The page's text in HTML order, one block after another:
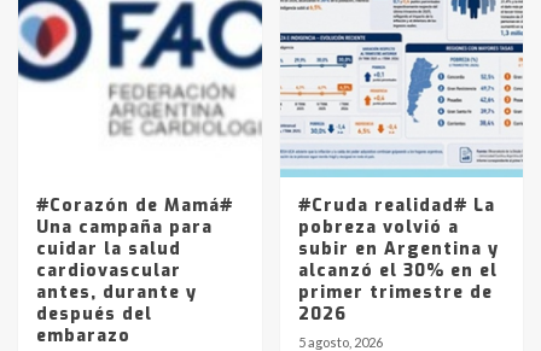
4
joven de Trenque Lauquen
Los precios de los combustibles en
La Pampa, desde YPF hasta Axion
entre 857 a 1338 pesos
#Corazón de Mamá#
Una campaña para
cuidar la salud
cardiovascular
antes, durante y
después del
embarazo
#Cruda realidad# La
pobreza volvió a
subir en Argentina y
alcanzó el 30% en el
primer trimestre de
2026
5 agosto, 2026